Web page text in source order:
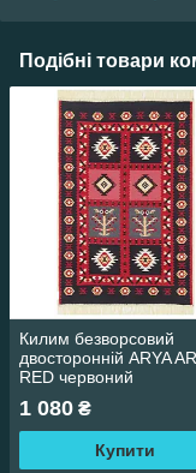
Подібні товари
Килим безворсовий
двосторонній ARYA
RED червоний
1 080 ₴
Купити